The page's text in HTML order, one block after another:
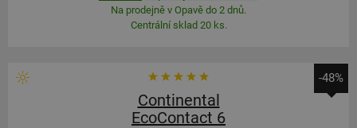
Na prodejně v Opavě do 2 dnů.
Centrální sklad 20 ks.
-48%
Continental
EcoContact 6